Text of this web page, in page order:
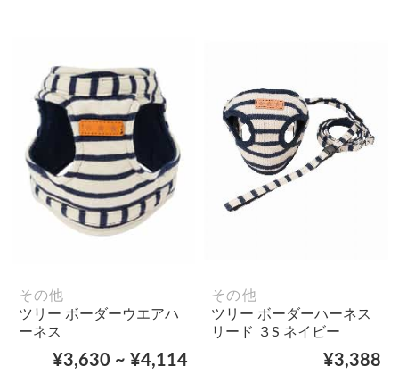
その他
ツリー ボーダーウエアハ
ーネス
¥3,630 ~ ¥4,114
その他
ツリー ボーダーハーネス
リード ３S ネイビー
¥3,388